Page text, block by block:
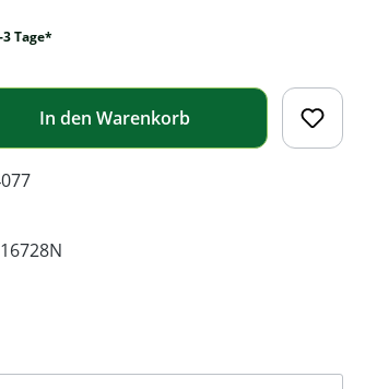
Tage*
In den Warenkorb
16728N